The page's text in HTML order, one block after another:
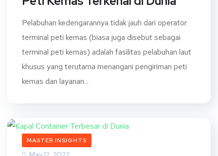
Pelabuhan kedengarannya tidak jauh dari operator
terminal peti kemas (biasa juga disebut sebagai
terminal peti kemas) adalah fasilitas pelabuhan laut
khusus yang terutama menangani pengiriman peti
kemas dan layanan...
MASTER INSIGHTS